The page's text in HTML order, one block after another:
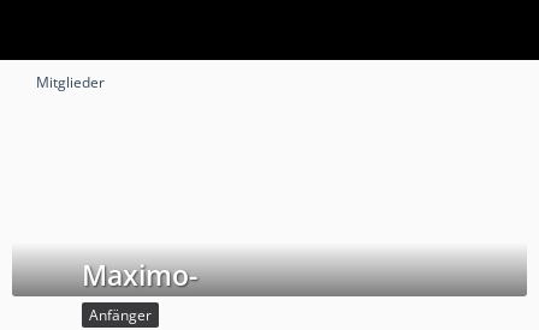
Mitglieder
Maximo-
Anfänger